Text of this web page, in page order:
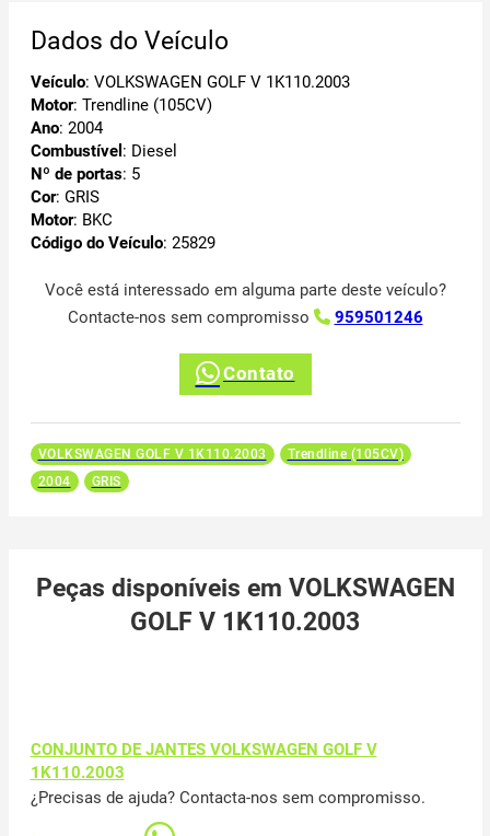
Dados do Veículo
Veículo: VOLKSWAGEN GOLF V 1K110.2003
Motor: Trendline (105CV)
Ano: 2004
Combustível : Diesel
Nº de portas: 5
Cor: GRIS
Motor: BKC
Código do Veículo: 25829
Você está interessado em alguma parte deste veículo?
Contacte-nos sem compromisso
959501246
Contato
VOLKSWAGEN GOLF V 1K110.2003
Trendline (105CV)
2004
GRIS
Peças disponíveis em VOLKSWAGEN
GOLF V 1K110.2003
CONJUNTO DE JANTES VOLKSWAGEN GOLF V
1K110.2003
¿Precisas de ajuda? Contacta-nos sem compromisso.